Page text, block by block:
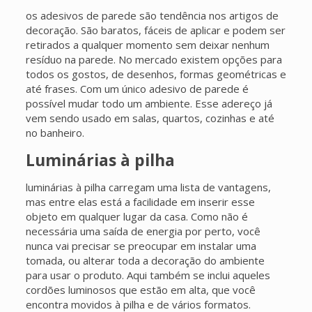
os adesivos de parede são tendência nos artigos de
decoração. São baratos, fáceis de aplicar e podem ser
retirados a qualquer momento sem deixar nenhum
resíduo na parede. No mercado existem opções para
todos os gostos, de desenhos, formas geométricas e
até frases. Com um único adesivo de parede é
possível mudar todo um ambiente. Esse adereço já
vem sendo usado em salas, quartos, cozinhas e até
no banheiro.
Luminárias à pilha
luminárias à pilha carregam uma lista de vantagens,
mas entre elas está a facilidade em inserir esse
objeto em qualquer lugar da casa. Como não é
necessária uma saída de energia por perto, você
nunca vai precisar se preocupar em instalar uma
tomada, ou alterar toda a decoração do ambiente
para usar o produto. Aqui também se inclui aqueles
cordões luminosos que estão em alta, que você
encontra movidos à pilha e de vários formatos.